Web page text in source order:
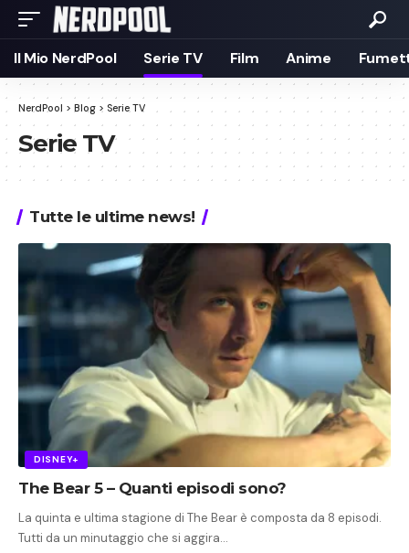
Il Mio NerdPool Serie TV Film Anime
NerdPool > Blog > Serie TV
Serie TV
Tutte le ultime news!
DISNEY+
The Bear 5 – Quanti episodi sono?
La quinta e ultima stagione di The Bear è composta da 8 episodi.
Tutti da un minutaggio che si aggira…